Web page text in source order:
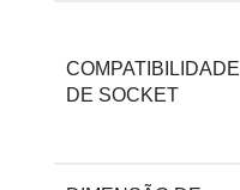
COMPATIBILIDADE
DE SOCKET